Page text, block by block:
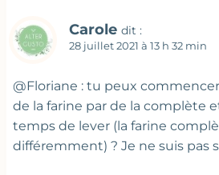
Carole dit :
28 juillet 2021 à 13 h 32 min
@Floriane : tu peux
de la farine par de la complète
temps de lever (la farine
différemment) ? Je ne suis pas